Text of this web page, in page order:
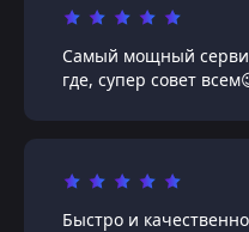
Самый мощный
где, супер совет
Быстро и